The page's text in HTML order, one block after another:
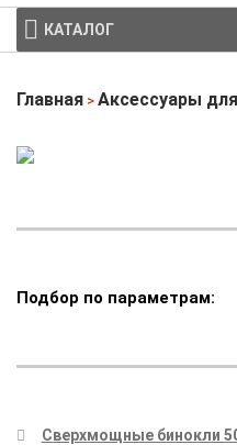
КАТАЛОГ
Главная > Аксессуары
Подбор по параметрам:
Сверхмощные бинокли